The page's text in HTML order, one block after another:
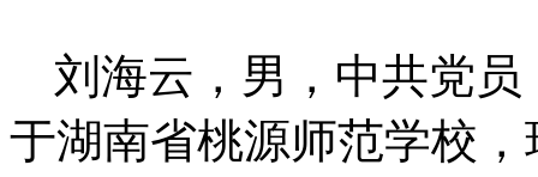
刘海云，男，中共党
于湖南省桃源师范学校